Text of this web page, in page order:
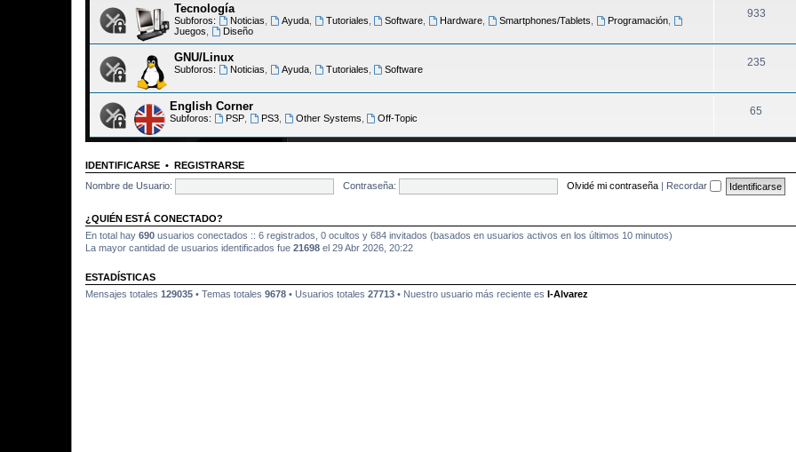
Tecnología
Subforos: Noticias Ayuda, Tutoriales Software Hardware Smartphones/Tablets Programación,
Juegos
Diseño
933
GNU/Linux
Subforos: Noticias Ayuda, Tutoriales Software
235
English Corner
Subforos: PSP, PS3, Other Systems Off-Topic
65
IDENTIFICARSE • REGISTRARSE
Nombre de Usuario:
Contraseña: Olvidé mi contraseña | Recordar
¿QUIÉN ESTÁ CONECTADO?
En total hay 690 usuarios conectados :: 6 registrados, 0 ocultos y 684 invitados (basados en usuarios activos en los últimos 10 minutos)
La mayor cantidad de usuarios identificados fue 21698 el 29 Abr 2026, 20:22
ESTADÍSTICAS
Mensajes totales 129035 • Temas totales 9678 • Usuarios totales 27713 • Nuestro usuario más reciente es I-Alvarez